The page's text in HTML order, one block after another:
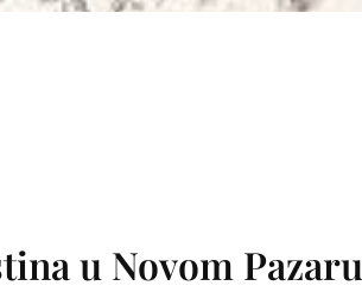
u Novom Pazaru